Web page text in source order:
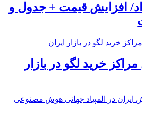
افزایش قیمت + جدول و
مراکز خرید لگو در بازار